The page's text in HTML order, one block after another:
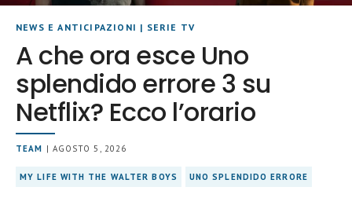
NEWS E ANTICIPAZIONI | SERIE TV
A che ora esce Uno
splendido errore 3 su
Netflix? Ecco l’orario
TEAM | AGOSTO 5, 2026
MY LIFE WITH THE WALTER BOYS UNO SPLENDIDO ERRORE